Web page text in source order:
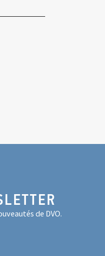
de DVO.